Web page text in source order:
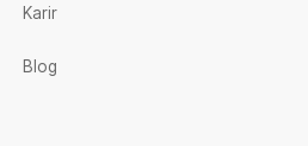
Karir
Blog